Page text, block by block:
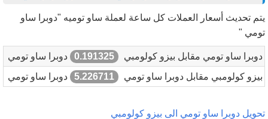
يتم تحديث أسعار العملات كل ساعة لعملة ساو توميه "دوبرا ساو
تومي "
دوبرا ساو تومي مقابل بيزو كولومبي 0.191325
دوبرا ساو تومي
بيزو كولومبي مقابل دوبرا ساو تومي
5.226711 دوبرا ساو تومي
تحويل دوبرا ساو تومي الى بيزو كولومبي